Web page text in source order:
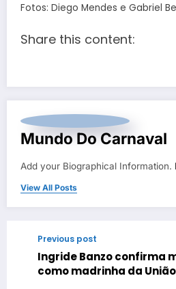
Fotos: Diego Mendes e Gabriel
Share this content:
Mundo Do Carnaval
Add your Biographical Information.
View All Posts
Previous post
Ingride Banzo confirma
como madrinha da